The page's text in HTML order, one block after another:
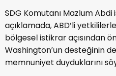
SDG Komutanı Mazlum Abdi
açıklamada, ABD’li
bölgesel istikrar açısından
Washington’un desteğinin
memnuniyet duyduklarını